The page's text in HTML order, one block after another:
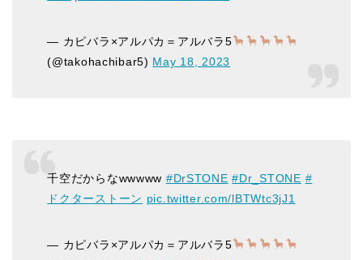
— カピバラ×アルパカ＝アルバラ5
(@takohachibar5) May 18, 2023
千空だからなwwwww #DrSTONE #Dr_STONE #
ドクターストーン pic.twitter.com/lBTWtc3jJ1
— カピバラ×アルパカ＝アルバラ5